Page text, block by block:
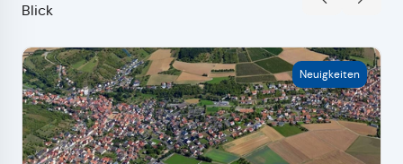
Blick
Neuigkeiten